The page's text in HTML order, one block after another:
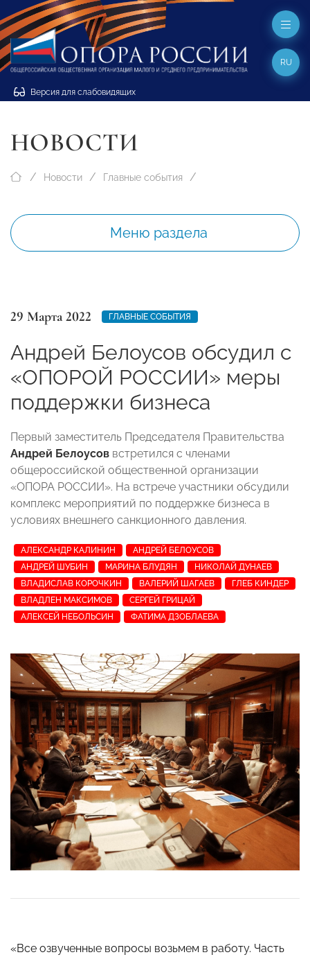
Версия для слабовидящих
RU
НОВОСТИ
Новости Главные события
Меню раздела
29 Марта 2022 ГЛАВНЫЕ СОБЫТИЯ
Андрей Белоусов обсудил с
«ОПОРОЙ РОССИИ» меры
поддержки бизнеса
Первый заместитель Председателя Правительства
Андрей Белоусов встретился с членами
общероссийской общественной организации
«ОПОРА РОССИИ». На встрече участники обсудили
комплекс мероприятий по поддержке бизнеса в
условиях внешнего санкционного давления.
АЛЕКСАНДР КАЛИНИН
АНДРЕЙ БЕЛОУСОВ
АНДРЕЙ ШУБИН
МАРИНА БЛУДЯН
НИКОЛАЙ ДУНАЕВ
ВЛАДИСЛАВ КОРОЧКИН
ВАЛЕРИЙ ШАГАЕВ
ГЛЕБ КИНДЕР
ВЛАДЛЕН МАКСИМОВ
СЕРГЕЙ ГРИЦАЙ
АЛЕКСЕЙ НЕБОЛЬСИН
ФАТИМА ДЗОБЛАЕВА
«Все озвученные вопросы возьмем в работу. Часть